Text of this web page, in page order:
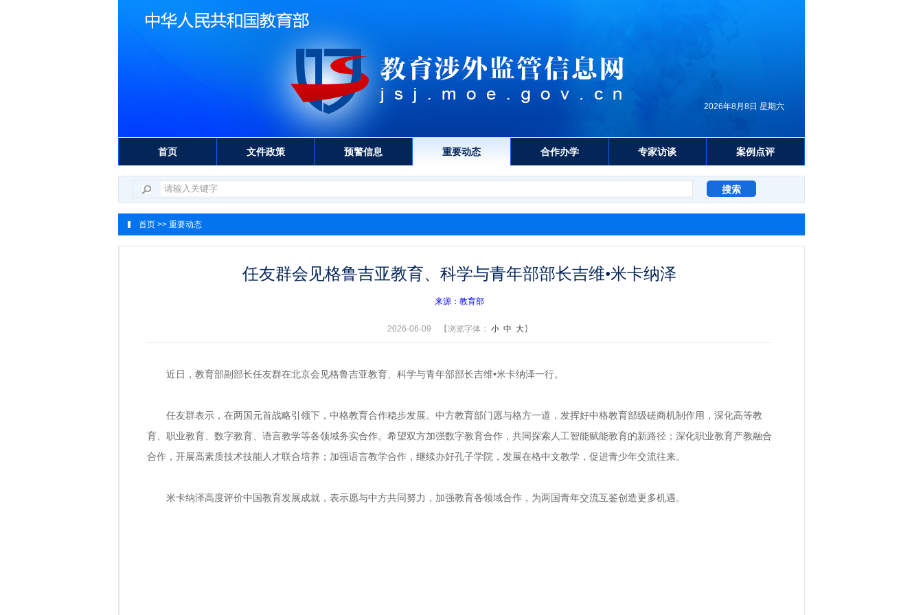
2026年8月8日 星期六
首页 文件政策 预警信息 重要动态 合作办学 专家访谈 案例点评
首页 >> 重要动态
任友群会见格鲁吉亚教育、科学与青年部部长吉维•米卡纳泽
来源：教育部
2026-06-09 【浏览字体： 小 中 大】
近日，教育部副部长任友群在北京会见格鲁吉亚教育、科学与青年部部长吉维•米卡纳泽一行。
任友群表示，在两国元首战略引领下，中格教育合作稳步发展。中方教育部门愿与格方一道，发挥好中格教育部级磋商机制作用，深化高等教
育、职业教育、数字教育、语言教学等各领域务实合作。希望双方加强数字教育合作，共同探索人工智能赋能教育的新路径；深化职业教育产教融合
合作，开展高素质技术技能人才联合培养；加强语言教学合作，继续办好孔子学院，发展在格中文教学，促进青少年交流往来。
米卡纳泽高度评价中国教育发展成就，表示愿与中方共同努力，加强教育各领域合作，为两国青年交流互鉴创造更多机遇。